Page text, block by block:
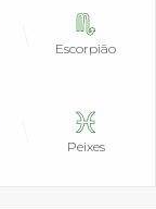
Escorpião
Peixes